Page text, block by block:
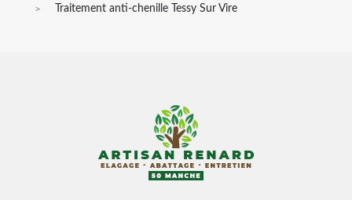
Traitement anti-chenille Tessy Sur Vire